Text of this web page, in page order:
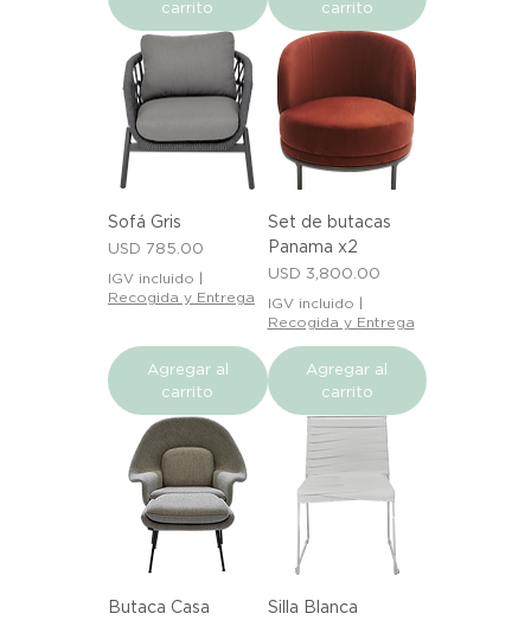
carrito
carrito
Sofá Gris
Precio
USD 785.00
IGV incluido
Recogida y Entrega
Agregar al
carrito
Set de butacas
Panama x2
Precio
USD 3,800.00
IGV incluido
Recogida y Entrega
Agregar al
carrito
Butaca Casa
Silla Blanca